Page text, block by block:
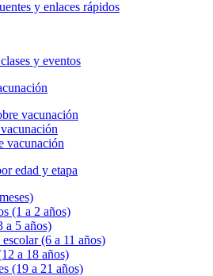
y enlaces rápidos
y eventos
vacunación
vacunación
edad y etapa
(1 a 2 años)
a 5 años)
(6 a 11 años)
a 18 años)
(19 a 21 años)